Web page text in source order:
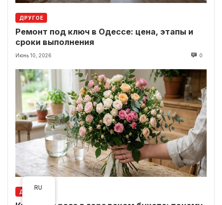
ДРУГОЕ
Ремонт под ключ в Одессе: цена, этапы и
сроки выполнения
Июнь 10, 2026 0
ДРУГОЕ
RU